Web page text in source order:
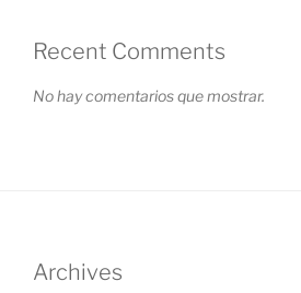
Recent Comments
No hay comentarios que mostrar.
Archives